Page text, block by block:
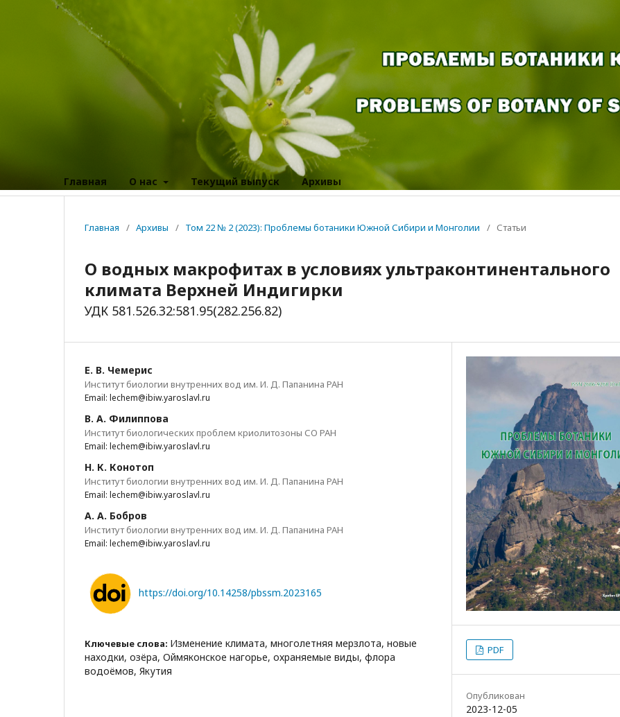
Главная О нас Текущий выпуск Архивы
Главная / Архивы / Том 22 № 2 (2023): Проблемы ботаники Южной Сибири и Монголии / Статьи
О водных макрофитах в условиях ультраконтинентального
климата Верхней Индигирки
УДК 581.526.32:581.95(282.256.82)
Е. В. Чемерис
Институт биологии внутренних вод им. И. Д. Папанина РАН
Email: lechem@ibiw.yaroslavl.ru
В. А. Филиппова
Институт биологических проблем криолитозоны СО РАН
Email: lechem@ibiw.yaroslavl.ru
Н. К. Конотоп
Институт биологии внутренних вод им. И. Д. Папанина РАН
Email: lechem@ibiw.yaroslavl.ru
А. А. Бобров
Институт биологии внутренних вод им. И. Д. Папанина РАН
Email: lechem@ibiw.yaroslavl.ru
https://doi.org/10.14258/pbssm.2023165
Ключевые слова: Изменение климата, многолетняя мерзлота, новые
находки, озёра, Оймяконское нагорье, охраняемые виды, флора
водоёмов, Якутия
PDF
Опубликован
2023-12-05